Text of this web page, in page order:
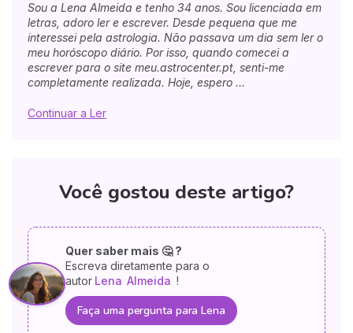
Sou a Lena Almeida e tenho 34 anos. Sou licenciada em
letras, adoro ler e escrever. Desde pequena que me
interessei pela astrologia. Não passava um dia sem ler o
meu horóscopo diário. Por isso, quando comecei a
escrever para o site meu.astrocenter.pt, senti-me
completamente realizada. Hoje, espero ...
Continuar a Ler
Você gostou deste artigo?
Quer saber mais 🤔 ?
Escreva diretamente para o
autor Lena Almeida !
Faça uma pergunta para Lena